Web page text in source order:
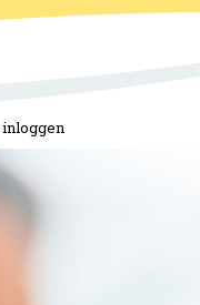
inloggen